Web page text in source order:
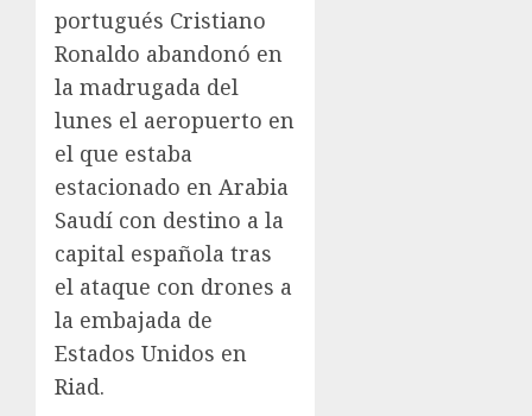
portugués Cristiano
Ronaldo abandonó en
la madrugada del
lunes el aeropuerto en
el que estaba
estacionado en Arabia
Saudí con destino a la
capital española tras
el ataque con drones a
la embajada de
Estados Unidos en
Riad.